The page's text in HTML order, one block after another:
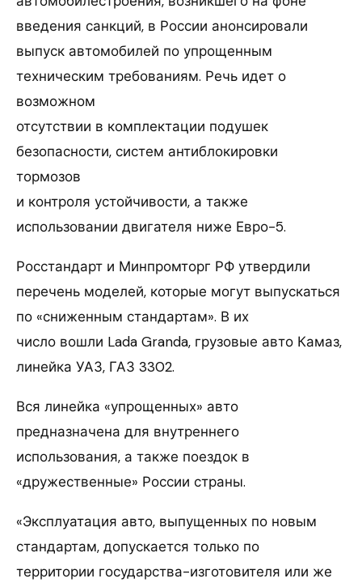
введения санкций, в России анонсировали
выпуск автомобилей по упрощенным
техническим требованиям. Речь идет о
возможном
отсутствии в комплектации подушек
безопасности, систем антиблокировки
тормозов
и контроля устойчивости, а также
использовании двигателя ниже Евро-5.
Росстандарт и Минпромторг РФ утвердили
перечень моделей, которые могут выпускаться
по «сниженным стандартам». В их
число вошли Lada Granda, грузовые авто Камаз,
линейка УАЗ, ГАЗ 3302.
Вся линейка «упрощенных» авто
предназначена для внутреннего
использования, а также поездок в
«дружественные» России страны.
«Эксплуатация авто, выпущенных по новым
стандартам, допускается только по
территории государства-изготовителя или же